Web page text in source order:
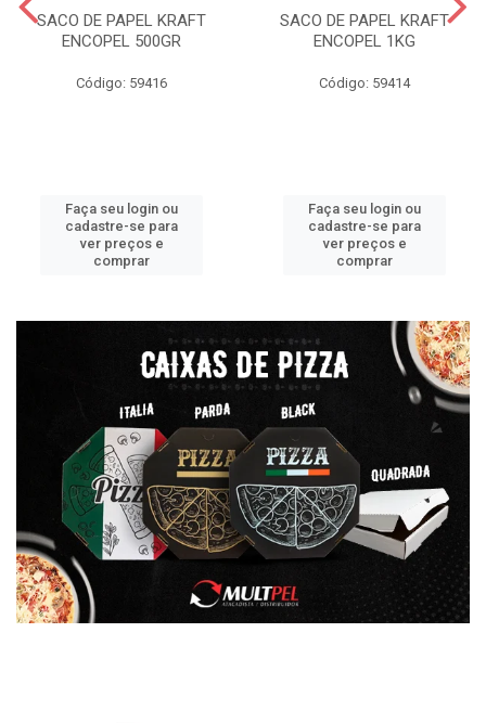
SACO DE PAPEL KRAFT
ENCOPEL 500GR
Código: 59416
Faça seu login ou
cadastre-se para
ver preços e
comprar
SACO DE PAPEL KRAFT
ENCOPEL 1KG
Código: 59414
Faça seu login ou
cadastre-se para
ver preços e
comprar